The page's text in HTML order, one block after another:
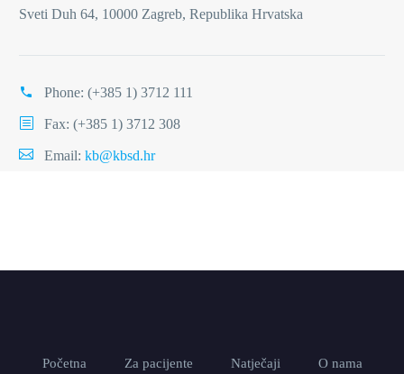
Sveti Duh 64, 10000 Zagreb, Republika Hrvatska
Phone: (+385 1) 3712 111
Fax: (+385 1) 3712 308
Email: kb@kbsd.hr
Početna Za pacijente Natječaji O nama